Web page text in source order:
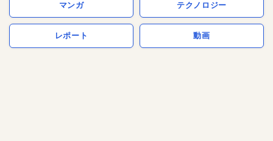
マンガ テクノロジー
レポート 動画